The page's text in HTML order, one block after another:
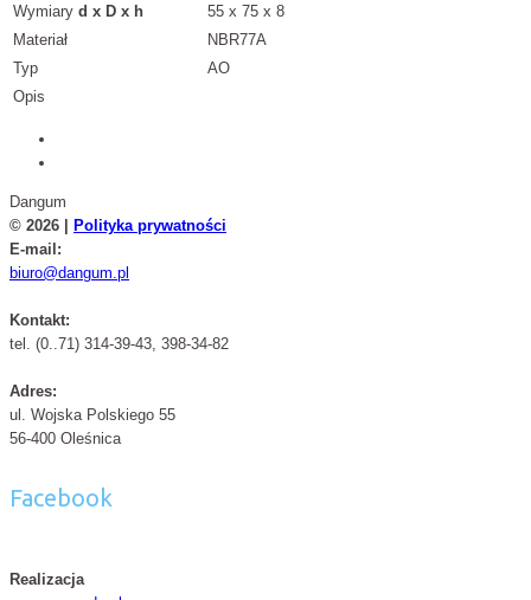
Wymiary d x D x h
55 x 75 x 8
Materiał
NBR77A
Typ
AO
Opis
Dangum
© 2026 |
Polityka prywatności
E-mail:
biuro@dangum.pl
Kontakt:
tel. (0..71) 314-39-43, 398-34-82
Adres:
ul. Wojska Polskiego 55
56-400 Oleśnica
Facebook
Realizacja